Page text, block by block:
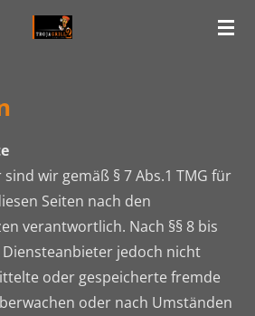
wir gemäß § 7 Abs.1 TMG für
Seiten nach den
verantwortlich. Nach §§ 8 bis
Diensteanbieter jedoch nicht
oder gespeicherte fremde
oder nach Umständen